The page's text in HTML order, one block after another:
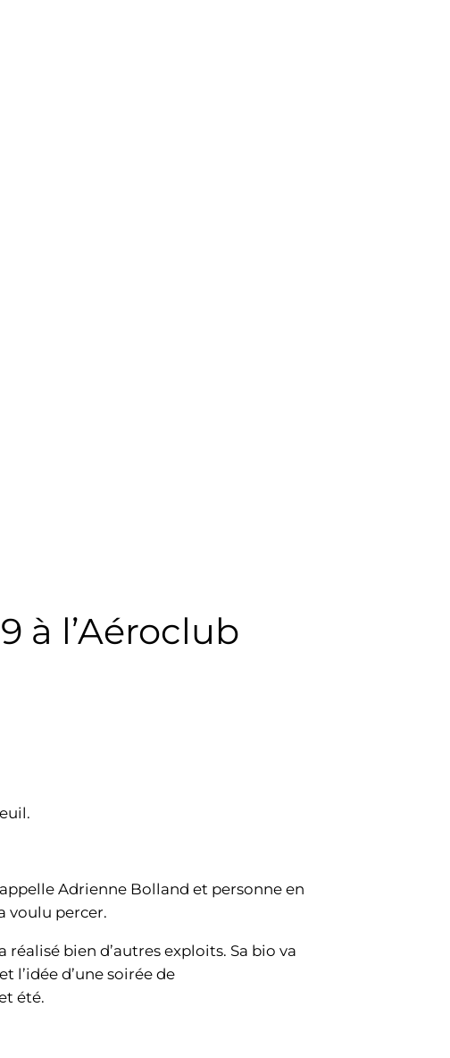
à l’Aéroclub
Adrienne Bolland et personne en
voulu percer.
bien d’autres exploits. Sa bio va
l’idée d’une soirée de
été.